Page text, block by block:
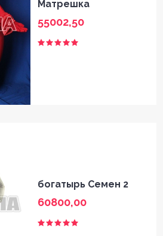
Матрешка
55002,50
богатырь Семен 2
60800,00